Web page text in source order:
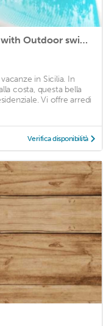
Awesome apartment in Siracusa with Outdoor swimming pool, WiFi and 2 Bedrooms
in Sicilia. In
costa, questa bella
Vi offre arredi
Verifica disponibilità